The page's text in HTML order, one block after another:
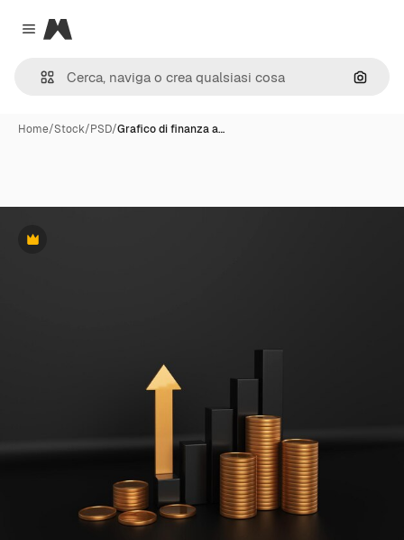
Close menu
Magnific
Cerca
Home/Stock/PSD/Grafico di finanza a…
Premium